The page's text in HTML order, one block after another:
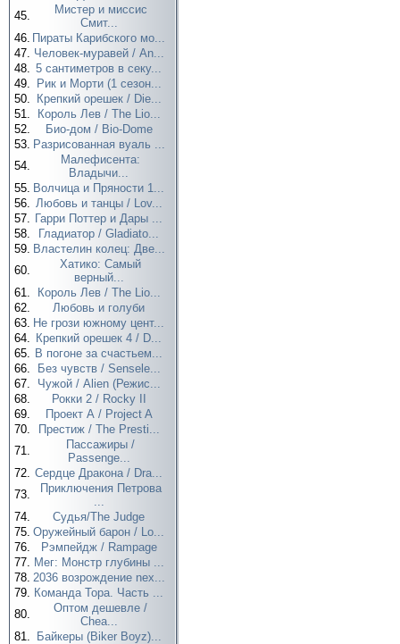
45.
Мистер и миссис
Смит...
46. Пираты Карибского мо...
47. Человек-муравей / An...
48. 5 сантиметров в секу...
49.
Рик и Морти (1 сезон...
50.
Крепкий орешек / Die...
51.
Король Лев / The Lio...
52.
Био-дом / Bio-Dome
53. Разрисованная вуаль ...
54.
Малефисента:
Владычи...
55. Волчица и Пряности 1...
56. Любовь и танцы / Lov...
57. Гарри Поттер и Дары ...
58.
Гладиатор / Gladiato...
59. Властелин колец: Две...
60.
Хатико: Самый
верный...
61.
Король Лев / The Lio...
62.
Любовь и голуби
63. Не грози южному цент...
64. Крепкий орешек 4 / D...
65. В погоне за счастьем...
66.
Без чувств / Sensele...
67.
Чужой / Alien (Режис...
68.
Рокки 2 / Rocky II
69.
Проект А / Project A
70.
Престиж / The Presti...
71.
Пассажиры /
Passenge...
72. Сердце Дракона / Dra...
73.
Приключения Петрова
...
74.
Судья/The Judge
75. Оружейный барон / Lo...
76.
Рэмпейдж / Rampage
77. Мег: Монстр глубины ...
78. 2036 возрождение nex...
79. Команда Тора. Часть ...
80.
Оптом дешевле /
Chea...
81.
Байкеры (Biker Boyz)...